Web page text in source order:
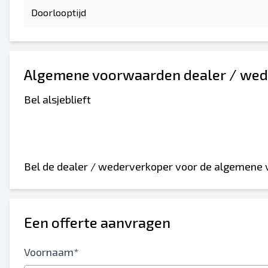
Doorlooptijd
Algemene voorwaarden dealer /
Bel alsjeblieft
Bel de dealer / wederverkoper voor de
Een offerte aanvragen
Voornaam*